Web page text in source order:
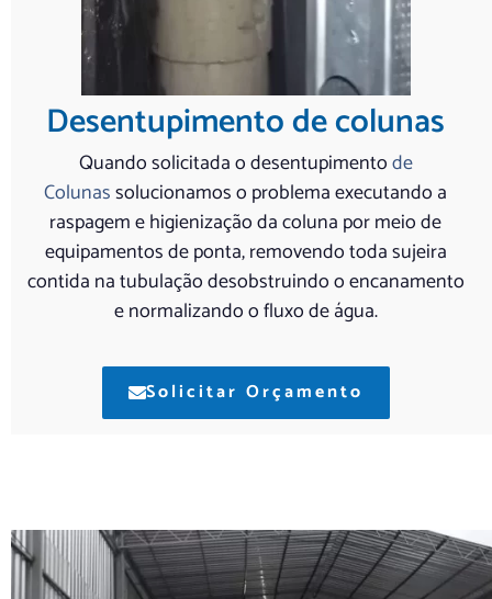
Desentupimento de colunas
Quando solicitada o desentupimentode
Colunassolucionamos o problema executando a
raspagem e higienização da coluna por meio de
equipamentos de ponta, removendo toda sujeira
contida na tubulação desobstruindo o encanamento
e normalizando o fluxo de água.
Solicitar Orçamento